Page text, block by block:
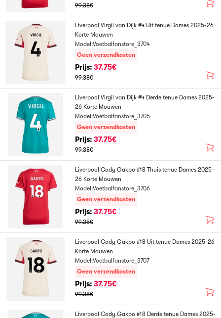
99.38€
Liverpool Virgil van Dijk #4 Uit tenue Dames 2025-26
Korte Mouwen
Model:Voetbalfanstore_3704
Geen verzendkosten
Prijs: 37.75€
99.38€
Liverpool Virgil van Dijk #4 Derde tenue Dames 2025-
26 Korte Mouwen
Model:Voetbalfanstore_3705
Geen verzendkosten
Prijs: 37.75€
99.38€
Liverpool Cody Gakpo #18 Thuis tenue Dames 2025-
26 Korte Mouwen
Model:Voetbalfanstore_3706
Geen verzendkosten
Prijs: 37.75€
99.38€
Liverpool Cody Gakpo #18 Uit tenue Dames 2025-26
Korte Mouwen
Model:Voetbalfanstore_3707
Geen verzendkosten
Prijs: 37.75€
99.38€
Liverpool Cody Gakpo #18 Derde tenue Dames 2025-